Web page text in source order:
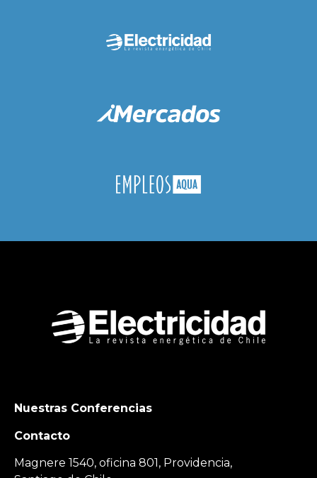
Nuestras Conferencias
Contacto
Magnere 1540, oficina 801, Providencia,